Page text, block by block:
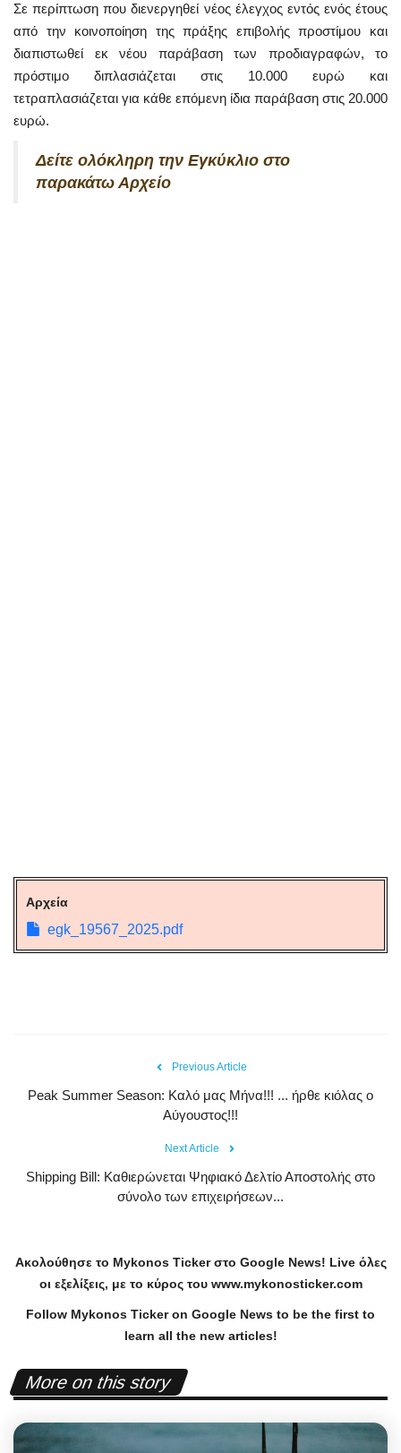
Σε περίπτωση που διενεργηθεί νέος έλεγχος εντός ενός έτους
από την κοινοποίηση της πράξης επιβολής προστίμου και
διαπιστωθεί εκ νέου παράβαση των προδιαγραφών, το
πρόστιμο διπλασιάζεται στις 10.000 ευρώ και
τετραπλασιάζεται για κάθε επόμενη ίδια παράβαση στις 20.000
ευρώ.
Δείτε ολόκληρη την Εγκύκλιο στο
παρακάτω Αρχείο
Αρχεία
egk_19567_2025.pdf
Previous Article
Peak Summer Season: Kαλό μας Μήνα!!! ... ήρθε κιόλας ο
Αύγουστος!!!
Next Article
Shipping Bill: Καθιερώνεται Ψηφιακό Δελτίο Αποστολής στο
σύνολο των επιχειρήσεων...
Ακολούθησε το Mykonos Tickerστο Google News! Liveόλες
οι εξελίξεις, με το κύρος του www.mykonosticker.com
Follow Mykonos Ticker on Google News to be the first to
learn all the new articles!
More on this story